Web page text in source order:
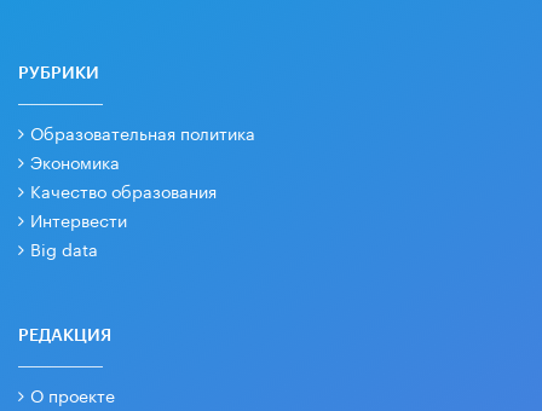
РУБРИКИ
Образовательная политика
Экономика
Качество образования
Интервести
Big data
РЕДАКЦИЯ
О проекте